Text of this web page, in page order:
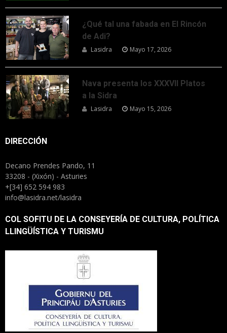
¿Qué tal una fabada en El Rincón
de Adi?
Lasidra Mayo 17, 2026
Nava presenta los XXXVII Platos
a la Sidra
Lasidra Mayo 15, 2026
DIRECCIÓN
Decano Prendes Pando, 11
33208 - (Xixón) - Asturies
+[34] 652 594 983
info@lasidra.net/lasidra
COL SOFITU DE LA CONSEYERÍA DE CULTURA, POLÍTICA
LLINGÜÍSTICA Y TURISMU